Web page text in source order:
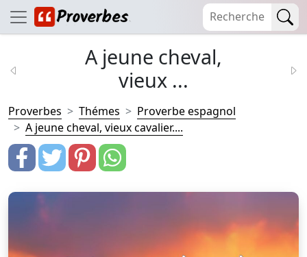
A jeune cheval,
vieux ...
Proverbes Thémes
Proverbe espagnol
A jeune cheval, vieux cavalier....